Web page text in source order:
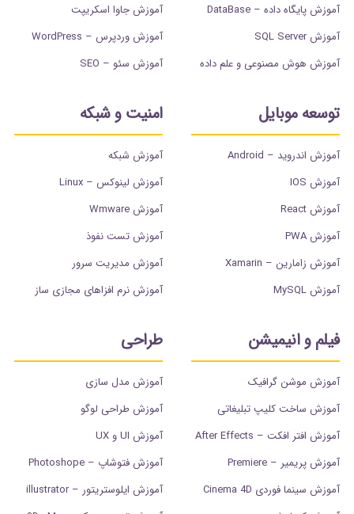
آموزش پایگاه داده – DataBase
آموزش SQL Server
آموزش هوش مصنوعی و علم داده
آموزش جاوا اسکریپت
آموزش وردپرس – WordPress
آموزش سئو – SEO
توسعه موبایل
آموزش اندروید – Android
آموزش IOS
آموزش React
آموزش PWA
آموزش زامارین – Xamarin
آموزش MySQL
امنیت و شبکه
آموزش شبکه
آموزش لینوکس – Linux
آموزش Wmware
آموزش تست نفوذ
آموزش مدیریت سرور
آموزش نرم افزاهای مجازی ساز
فیلم و انیمیشن
آموزش موشن گرافیک
آموزش ساخت کلیپ تبلیغاتی
آموزش افتر افکت – After Effects
آموزش پریمیر – Premiere
آموزش سینما فوردی Cinema 4D
طراحی
آموزش مدل سازی
آموزش طراحی لوگو
آموزش UI و UX
آموزش فتوشاپ – Photoshope
آموزش ایلوستریتور – illustrator